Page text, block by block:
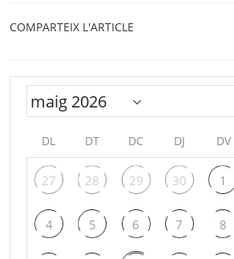
COMPARTEIX L'ARTICLE
DL DT DC DJ DV
27 28 29 30 1
4 5 6 7 8